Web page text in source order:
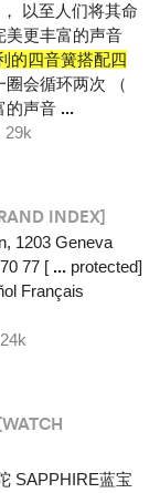
， 以至人们将其命
美更丰富的声音
的四音簧搭配四
圈会循环两次 （
的声音 ...
INDEX]
1203 Geneva
77 [ ... protected]
Français
SAPPHIRE蓝宝